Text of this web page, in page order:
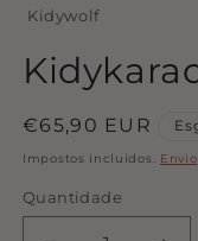
modal
Kidywolf
Preço
normal
€65,90 EUR
Impostos incluídos. Envio
Quantidade
Quantidade